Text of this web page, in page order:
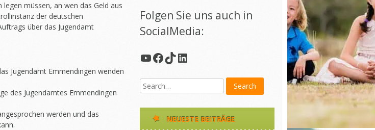
müssen, an wen das Geld aus
der deutschen
über das Jugendamt
Jugendamt Emmendingen wenden
des Jugendamtes Emmendingen
werden und das
Folgen Sie uns auch in
SocialMedia:
YouTube
Facebook
TikTok
LinkedIn
NEUESTE BEITRÄGE